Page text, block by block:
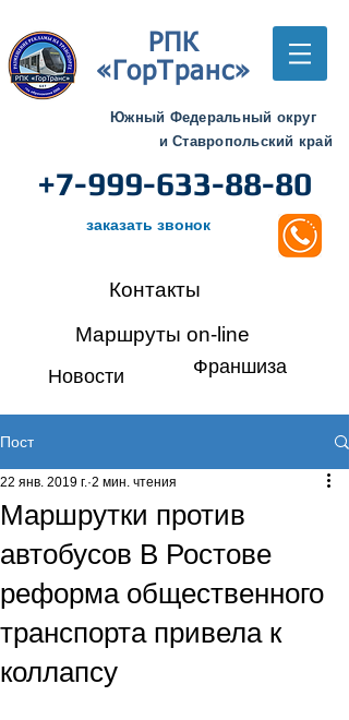
РПК
«ГорТранс»
Южный Федеральный округ
и Ставропольский край
+7-999-633-88-80
заказать звонок
Контакты
Маршруты on-line
Новости Франшиза
Пост
Маршрутки против
автобусов В Ростове
реформа общественного
транспорта привела к
коллапсу
22 янв. 2019 г. 2 мин. чтения